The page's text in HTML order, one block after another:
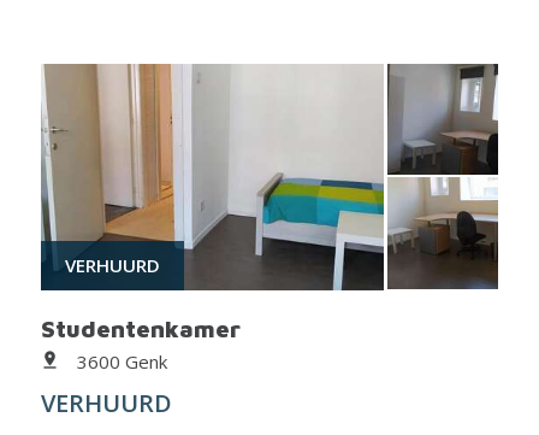
VERHUURD
Studentenkamer
3600 Genk
VERHUURD